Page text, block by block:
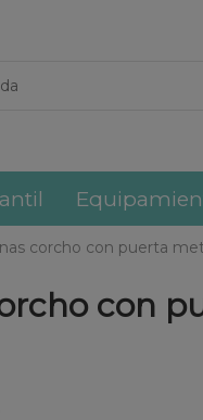
corcho con puerta
con